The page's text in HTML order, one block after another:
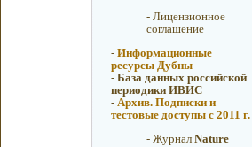
- Лицензионное
соглашение
- Информационные
ресурсы Дубны
- База данных российской
периодики ИВИС
- Архив. Подписки и
тестовые доступы с 2011 г.
- Журнал Nature